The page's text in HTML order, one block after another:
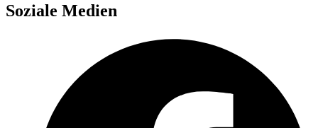
Soziale Medien